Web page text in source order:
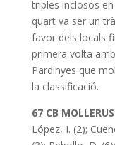
triples inclosos
quart va ser un
favor dels locals
primera volta
Pardinyes que
la classificació.
67 CB
López, I. (2);